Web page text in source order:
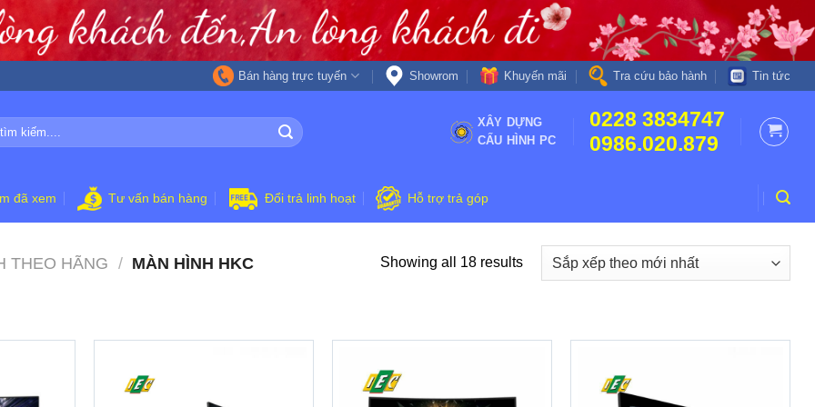
Bán hàng trực tuyến Showrom Khuyến mãi Tra cứu bảo hành Tin tức
XÂY DỰNG
CẤU HÌNH PC
0228 3834747
0986.020.879
đã xem Tư vấn bán hàng Đổi trả linh hoạt Hỗ trợ trả góp
THEO HÃNG / MÀN HÌNH HKC Showing all 18 results